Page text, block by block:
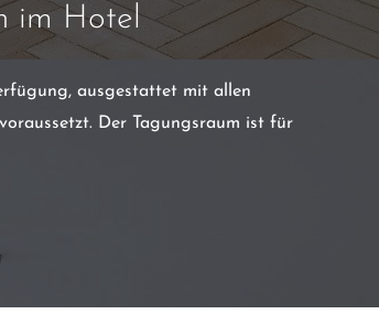
im Hotel
ausgestattet mit allen
Der Tagungsraum ist für